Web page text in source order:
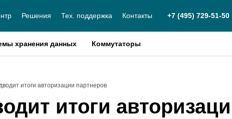
Решения Тех. поддержка Контакты +7 (495) 729-51-50
хранения данных Коммутаторы
итоги авторизации партнеров
итоги